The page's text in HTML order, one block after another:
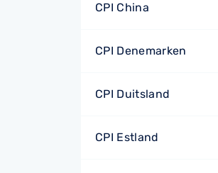
CPI China
CPI Denemarken
CPI Duitsland
CPI Estland